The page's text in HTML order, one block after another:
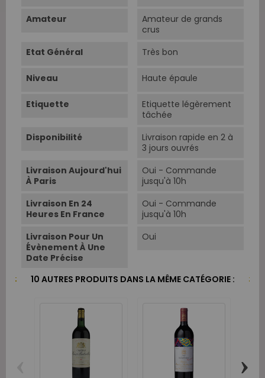
Amateur
Amateur de grands
crus
Etat Général
Très bon
Niveau Haute épaule
Etiquette
Etiquette légèrement
tâchée
Disponibilité
Livraison rapide en 2 à
3 jours ouvrés
Livraison Aujourd'hui
À Paris
Oui - Commande
jusqu'à 10h
Livraison En 24
Heures En France
Oui - Commande
jusqu'à 10h
Livraison Pour Un
Évènement À Une
Date Précise
Oui
10 AUTRES PRODUITS DANS LA MÊME CATÉGORIE :
›